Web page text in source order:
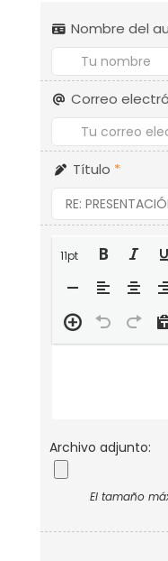
Nombre del
Correo
Título *
11pt
Archivo adjunto:
El tamaño